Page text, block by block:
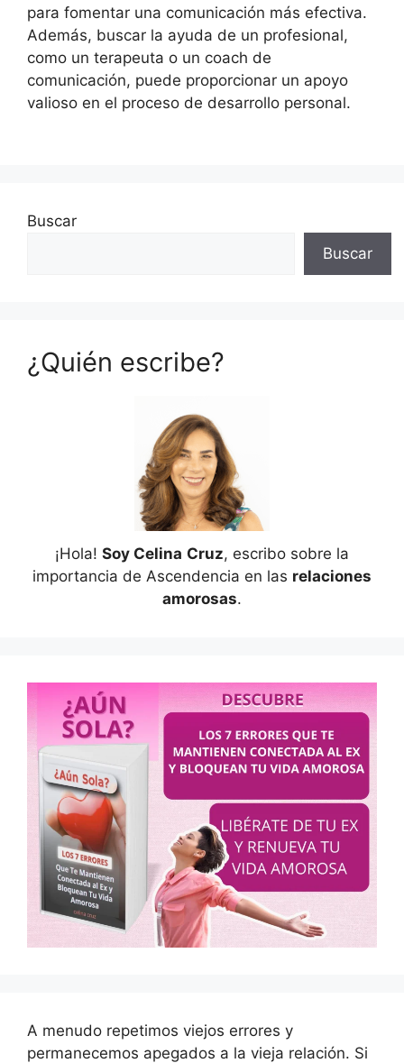
para fomentar una comunicación más efectiva.
Además, buscar la ayuda de un profesional,
como un terapeuta o un coach de
comunicación, puede proporcionar un apoyo
valioso en el proceso de desarrollo personal.
Buscar
Buscar
¿Quién escribe?
¡Hola! Soy Celina Cruz, escribo sobre la
importancia de Ascendencia en las relaciones
amorosas.
A menudo repetimos viejos errores y
permanecemos apegados a la vieja relación. Si